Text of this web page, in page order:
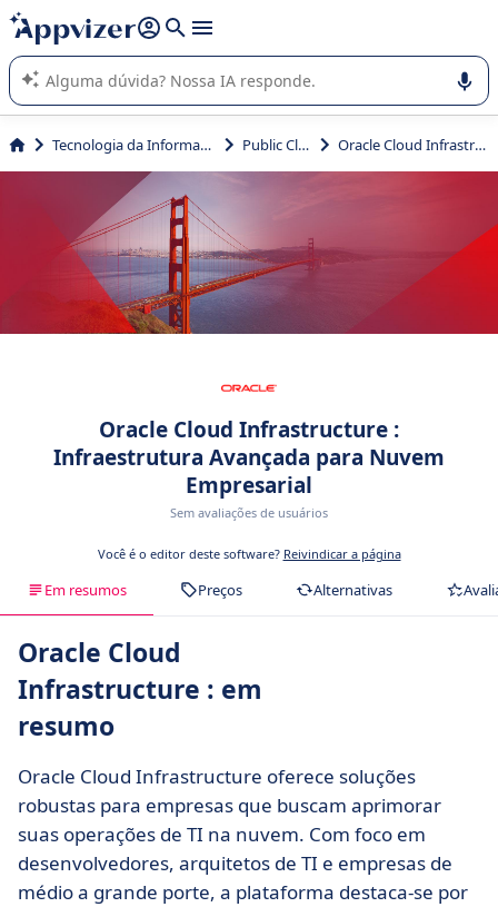
de nossa IA (várias linhas com
A IA do Appvizer o orienta no uso ou na seleção de software
SaaS para sua empresa.
Tecnologia da Informação (TI) Public Cloud Oracle Cloud Infrastructure
Oracle Cloud Infrastructure :
Infraestrutura Avançada para Nuvem
Empresarial
Sem avaliações de usuários
Você é o editor deste software? Reivindicar a página
Em resumos Preços Alternativas
Oracle Cloud
Infrastructure : em
resumo
Oracle Cloud Infrastructure oferece soluções
robustas para empresas que buscam aprimorar
suas operações de TI na nuvem. Com foco em
desenvolvedores, arquitetos de TI e empresas de
médio a grande porte, a plataforma destaca-se por